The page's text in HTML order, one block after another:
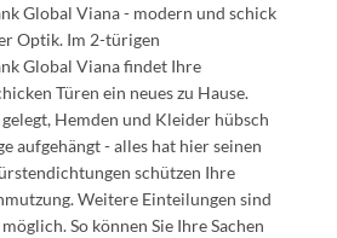
Global Viana - modern und schick
Optik. Im 2-türigen
Global Viana findet Ihre
Türen ein neues zu Hause.
Hemden und Kleider hübsch
aufgehängt - alles hat hier seinen
schützen Ihre
Weitere Einteilungen sind
So können Sie Ihre Sachen